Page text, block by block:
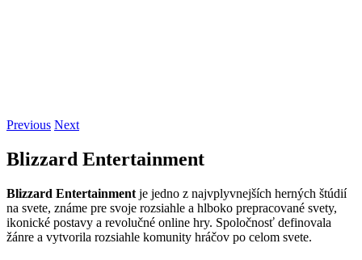
Previous Next
Blizzard Entertainment
Blizzard Entertainment je jedno z najvplyvnejších herných štúdií
na svete, známe pre svoje rozsiahle a hlboko prepracované svety,
ikonické postavy a revolučné online hry. Spoločnosť definovala
žánre a vytvorila rozsiahle komunity hráčov po celom svete.